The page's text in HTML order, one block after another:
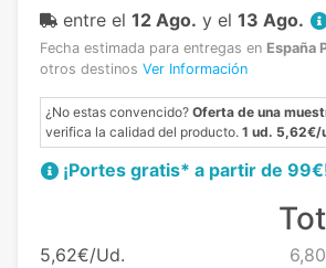
entre el 12 Ago. y el 13 Ago.
Fecha estimada para entregas en España
otros destinos Ver Información
¿No estas convencido? Oferta de una
verifica la calidad del producto. 1 ud. 5,62€/
¡Portes gratis* a partir de
5,62€/Ud.